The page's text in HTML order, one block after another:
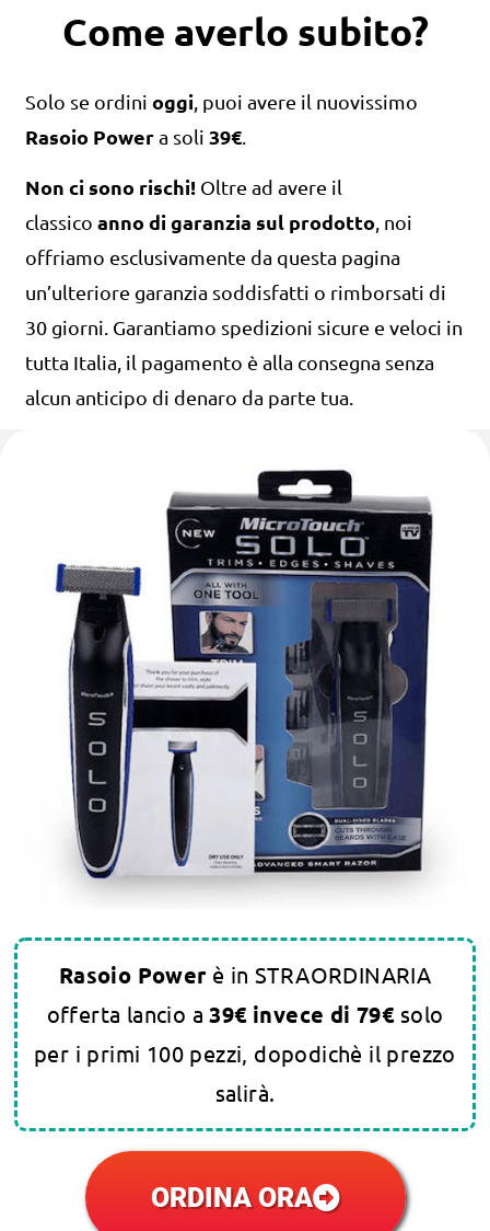
Come averlo subito?
Solo se ordini oggi , puoi avere il nuovissimo
Rasoio Powera soli 39€
Non ci sono rischi! Oltre ad avere il
classico anno di garanzia sul prodotto, noi
offriamo esclusivamente da questa pagina
un’ulteriore garanzia soddisfatti o rimborsati di
30 giorni. Garantiamo spedizioni sicure e veloci in
tutta Italia, il pagamento è alla consegna senza
alcun anticipo di denaro da parte tua.
Rasoio Powerè in STRAORDINARIA
offerta lancio a39€ invece di 79€ solo
per i primi 100 pezzi, dopodichè il prezzo
salirà.
ORDINA ORA